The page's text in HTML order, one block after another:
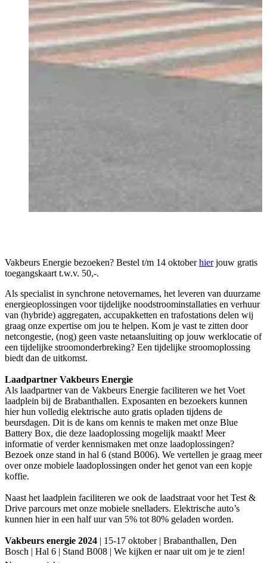
Vakbeurs Energie bezoeken? Bestel t/m 14 oktoberhierjouw gratis
toegangskaart t.w.v. 50,-.
Als specialist in synchrone netovernames, het leveren van duurzame
energieoplossingen voor tijdelijke noodstroominstallaties en verhuur
van (hybride) aggregaten, accupakketten en trafostations delen wij
graag onze expertise om jou te helpen. Kom je vast te zitten door
netcongestie, (nog) geen vaste netaansluiting op jouw werklocatie of
een tijdelijke stroomonderbreking? Een tijdelijke stroomoplossing
biedt dan de uitkomst.
Laadpartner Vakbeurs Energie
Als laadpartner van de Vakbeurs Energie faciliteren we het Voet
laadplein bij de Brabanthallen. Exposanten en bezoekers kunnen
hier hun volledig elektrische auto gratis opladen tijdens de
beursdagen. Dit is de kans om kennis te maken met onze Blue
Battery Box, die deze laadoplossing mogelijk maakt! Meer
informatie of verder kennismaken met onze laadoplossingen?
Bezoek onze stand in hal 6 (stand B006). We vertellen je graag meer
over onze mobiele laadoplossingen onder het genot van een kopje
koffie.
Naast het laadplein faciliteren we ook de laadstraat voor het Test &
Drive parcours met onze mobiele snelladers. Elektrische auto’s
kunnen hier in een half uur van 5% tot 80% geladen worden.
Vakbeurs energie 2024 | 15-17 oktober | Brabanthallen, Den
Bosch | Hal 6 | Stand B008 | We kijken er naar uit om je te zien!